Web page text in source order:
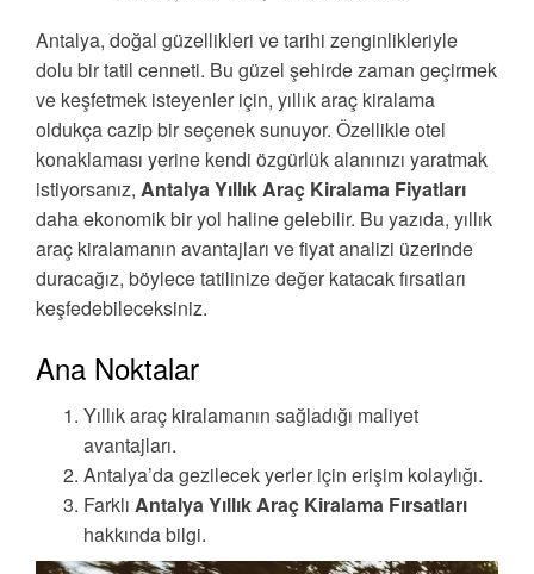
Antalya, doğal güzellikleri ve tarihi zenginlikleriyle
dolu bir tatil cenneti. Bu güzel şehirde zaman geçirmek
ve keşfetmek isteyenler için, yıllık araç kiralama
oldukça cazip bir seçenek sunuyor. Özellikle otel
konaklaması yerine kendi özgürlük alanınızı yaratmak
istiyorsanız, Antalya Yıllık Araç Kiralama Fiyatları
daha ekonomik bir yol haline gelebilir. Bu yazıda, yıllık
araç kiralamanın avantajları ve fiyat analizi üzerinde
duracağız, böylece tatilinize değer katacak fırsatları
keşfedebileceksiniz.
Ana Noktalar
Yıllık araç kiralamanın sağladığı maliyet
avantajları.
Antalya’da gezilecek yerler için erişim kolaylığı.
Farklı Antalya Yıllık Araç Kiralama Fırsatları
hakkında bilgi.